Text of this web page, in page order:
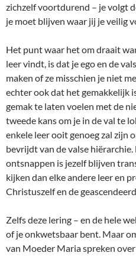
zichzelf voortdurend – je volgt
je moet blijven waar jij je veilig
Het punt waar het om draait
leer vindt, is dat je ego en de
maken of ze misschien je niet
echter ook dat het gemakkelijk
gemak te laten voelen met de
tweede kans om je in de val te
enkele leer ooit genoeg zal zijn
bevrijdt van de valse
ontsnappen is jezelf blijven
kijken dan elke andere leer en
Christuszelf en de
Zelfs deze lering – en de hele
of je onkwetsbaar bent. Maar
van Moeder Maria spreken